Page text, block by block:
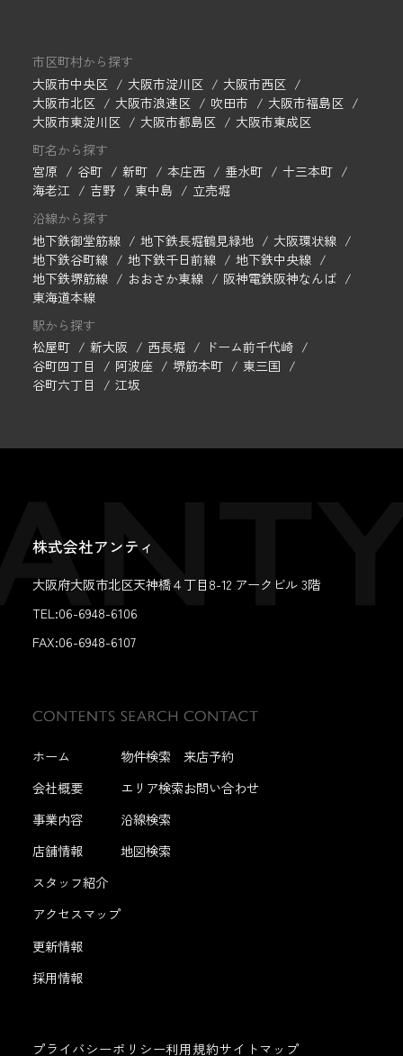
市区町村から探す
大阪市中央区
大阪市淀川区
大阪市西区
大阪市北区
大阪市浪速区 吹田市
大阪市福島区
大阪市東淀川区
大阪市都島区
大阪市東成区
町名から探す
宮原
谷町 新町 本庄西 垂水町
十三本町
海老江
吉野 東中島
立売堀
沿線から探す
地下鉄御堂筋線
地下鉄長堀鶴見緑地
大阪環状線
地下鉄谷町線
地下鉄千日前線
地下鉄中央線
地下鉄堺筋線
おおさか東線
阪神電鉄阪神なんば
東海道本線
駅から探す
松屋町
新大阪 西長堀
ドーム前千代崎
谷町四丁目
阿波座 堺筋本町
東三国
谷町六丁目
江坂
株式会社アンティ
大阪府大阪市北区天神橋４丁目8-12 アークビル 3階
TEL:06-6948-6106
FAX:06-6948-6107
ホーム
会社概要
事業内容
店舗情報
スタッフ紹介
アクセスマップ
更新情報
採用情報
物件検索
エリア検索
沿線検索
地図検索
来店予約
お問い合わせ
プライバシーポリシー利用規約サイトマップ